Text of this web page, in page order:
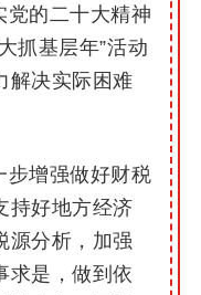
党的二十大精神
大抓基层年”活动
解决实际困难
步增强做好财税
持好地方经济
源分析，加强
求是，做到依